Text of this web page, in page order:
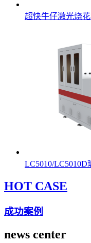
超快牛仔激光烧
LC5010/
HOT CASE
成功案例
news center